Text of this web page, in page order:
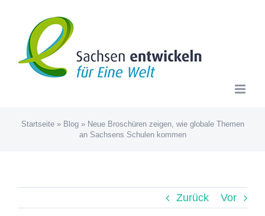
springen
Startseite» Blog» Neue Broschüren zeigen, wie globale Themen
an Sachsens Schulen kommen
Zurück Vor